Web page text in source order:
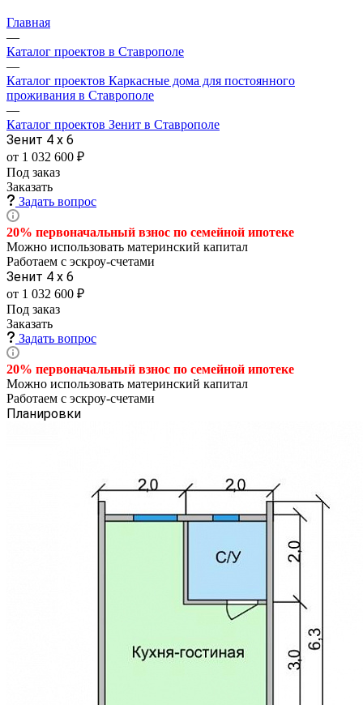
Главная
—
Каталог проектов в Ставрополе
—
Каталог проектов Каркасные дома для постоянного
проживания в Ставрополе
—
Каталог проектов Зенит в Ставрополе
Зенит 4 х 6
от 1 032 600 ₽
Под заказ
Заказать
Задать вопрос
20% первоначальный взнос по семейной ипотеке
Можно использовать материнский капитал
Работаем с эскроу-счетами
Зенит 4 х 6
от 1 032 600 ₽
Под заказ
Заказать
Задать вопрос
20% первоначальный взнос по семейной ипотеке
Можно использовать материнский капитал
Работаем с эскроу-счетами
Планировки